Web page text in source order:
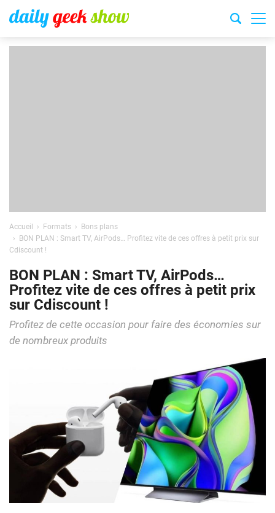
Accueil Formats
Bons plans
BON PLAN : Smart TV, AirPods… Profitez vite de ces offres à petit prix sur
Cdiscount !
BON PLAN : Smart TV, AirPods…
Profitez vite de ces offres à petit prix
sur Cdiscount !
Profitez de cette occasion pour faire des économies sur
de nombreux produits